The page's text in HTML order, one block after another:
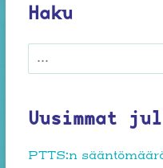
Haku
Uusimmat
PTTS:n